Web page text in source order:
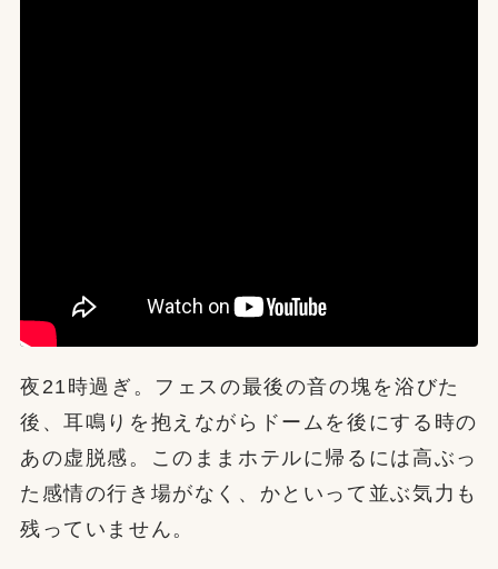
夜21時過ぎ。フェスの最後の音の塊を浴びた
後、耳鳴りを抱えながらドームを後にする時の
あの虚脱感。このままホテルに帰るには高ぶっ
た感情の行き場がなく、かといって並ぶ気力も
残っていません。